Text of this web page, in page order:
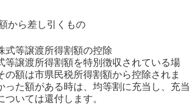
から差し引くもの
等譲渡所得割額の控除
等譲渡所得割額を特別徴収されている場
の額は市県民税所得割額から控除されま
った額がある時は、均等割に充当し、充当
ついては還付します。